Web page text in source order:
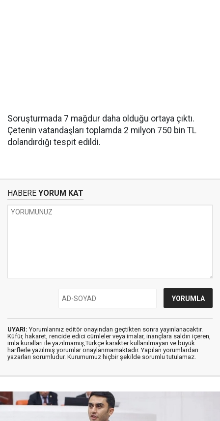
Soruşturmada 7 mağdur daha olduğu ortaya çıktı.
Çetenin vatandaşları toplamda 2 milyon 750 bin TL
dolandırdığı tespit edildi.
HABERE YORUM KAT
UYARI: Yorumlarınız editör onayından geçtikten sonra yayınlanacaktır.
Küfür, hakaret, rencide edici cümleler veya imalar, inançlara saldırı içeren,
imla kuralları ile yazılmamış,Türkçe karakter kullanılmayan ve büyük
harflerle yazılmış yorumlar onaylanmamaktadır. Yapılan yorumlardan
yazarları sorumludur. Kurumumuz hiçbir şekilde sorumlu tutulamaz.